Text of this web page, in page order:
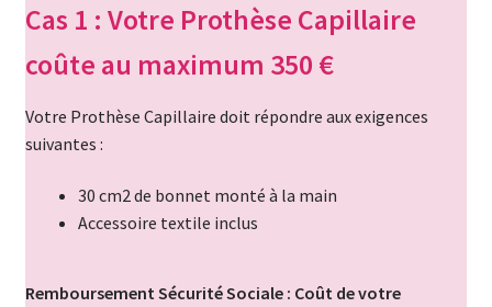
Cas 1 : Votre Prothèse Capillaire
coûte au maximum 350 €
Votre Prothèse Capillaire doit répondre aux exigences
suivantes :
30 cm2 de bonnet monté à la main
Accessoire textile inclus
Remboursement Sécurité Sociale : Coût de votre